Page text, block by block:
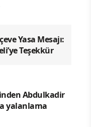
Yasa Mesajı:
Teşekkür
Abdulkadir
yalanlama